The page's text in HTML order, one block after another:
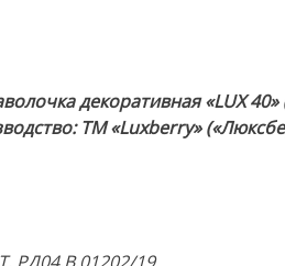
декоративная «LUX 40»
ТМ «Luxberry»